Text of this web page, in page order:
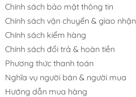
Chính sách bảo mật thông tin
Chính sách vận chuyển & giao nhận
Chính sách kiểm hàng
Chính sách đổi trả & hoàn tiền
Phương thức thanh toán
Nghĩa vụ người bán & người mua
Hướng dẫn mua hàng